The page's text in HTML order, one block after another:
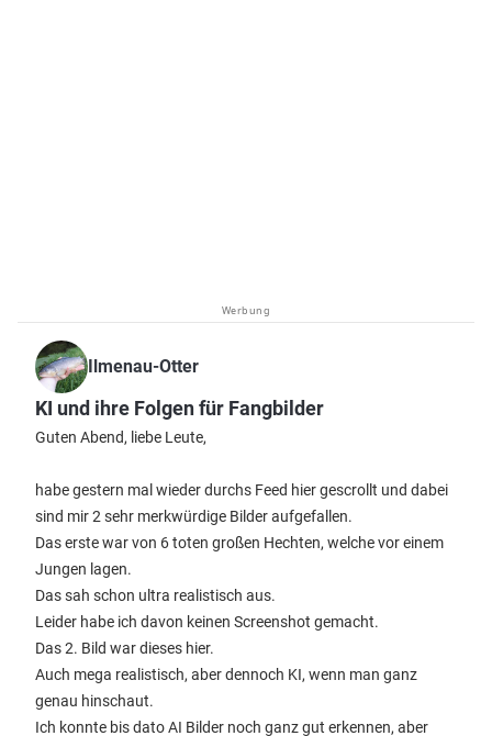
Werbung
Ilmenau-Otter
KI und ihre Folgen für Fangbilder
Guten Abend, liebe Leute,
habe gestern mal wieder durchs Feed hier gescrollt und dabei
sind mir 2 sehr merkwürdige Bilder aufgefallen.
Das erste war von 6 toten großen Hechten, welche vor einem
Jungen lagen.
Das sah schon ultra realistisch aus.
Leider habe ich davon keinen Screenshot gemacht.
Das 2. Bild war dieses hier.
Auch mega realistisch, aber dennoch KI, wenn man ganz
genau hinschaut.
Ich konnte bis dato AI Bilder noch ganz gut erkennen, aber